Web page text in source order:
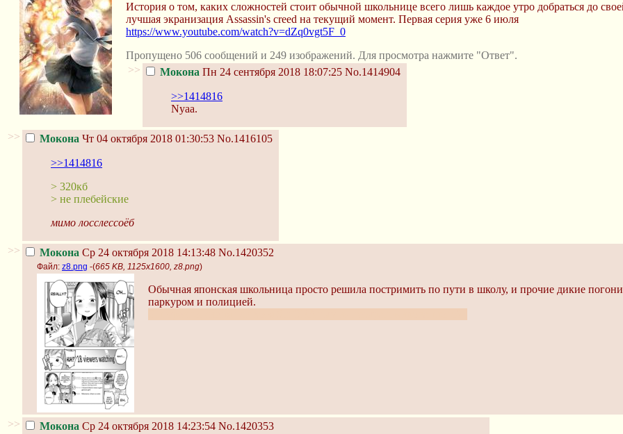
История о том, каких сложностей стоит обычной школьнице всего лишь каждое утро добраться до
лучшая экранизация Assassin's creed на текущий момент. Первая серия уже 6 июля
https://www.youtube.com/watch?v=dZq0vgt5F_0
Пропущено 506 сообщений и 249 изображений. Для просмотра нажмите "Ответ".
>>
Мокона Пн 24 сентября 2018 18:07:25 No.1414904
>>1414816
Nyaa.
>> Мокона Чт 04 октября 2018 01:30:53 No.1416105
>>1414816
> 320кб
> не плебейские
мимо лосслессоёб
>> Мокона Ср 24 октября 2018 14:13:48 No.1420352
Файл: z8.png -(665 KB, 1125x1600, z8.png)
Обычная японская школьница просто решила постримить по пути в школу, и прочие дикие
паркуром и полицией.
>> Мокона Ср 24 октября 2018 14:23:54 No.1420353